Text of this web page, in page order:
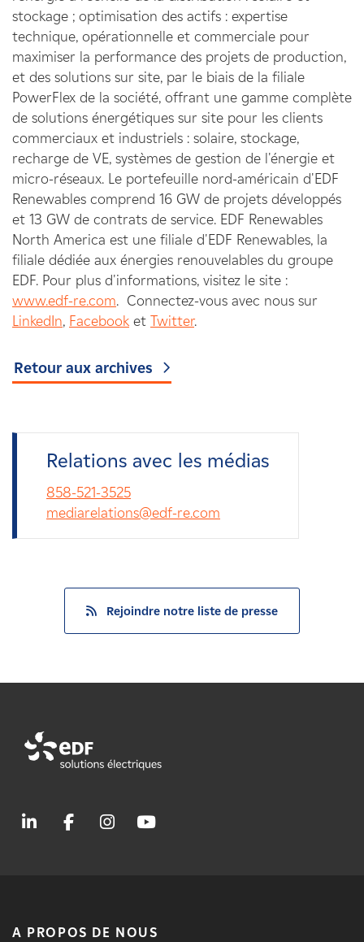
stockage ; optimisation des actifs : expertise
technique, opérationnelle et commerciale pour
maximiser la performance des projets de production,
et des solutions sur site, par le biais de la filiale
PowerFlex de la société, offrant une gamme complète
de solutions énergétiques sur site pour les clients
commerciaux et industriels : solaire, stockage,
recharge de VE, systèmes de gestion de l'énergie et
micro-réseaux. Le portefeuille nord-américain d'EDF
Renewables comprend 16 GW de projets développés
et 13 GW de contrats de service. EDF Renewables
North America est une filiale d'EDF Renewables, la
filiale dédiée aux énergies renouvelables du groupe
EDF. Pour plus d'informations, visitez le site :
www.edf-re.com. Connectez-vous avec nous sur
LinkedIn, Facebook et Twitter.
Retour aux archives
Relations avec les médias
858-521-3525
mediarelations@edf-re.com
Rejoindre notre liste de presse
A PROPOS DE NOUS